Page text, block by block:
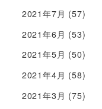
2021年7月 (57)
2021年6月 (53)
2021年5月 (50)
2021年4月 (58)
2021年3月 (75)